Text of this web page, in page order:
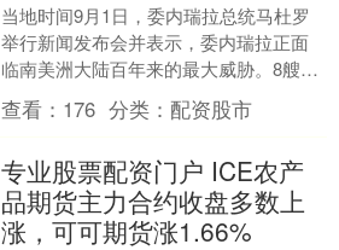
当地时间9月1日，委内瑞拉总统马杜罗
举行新闻发布会并表示，委内瑞拉正面
临南美洲大陆百年来的最大威胁。8艘美
国军舰、1200枚导弹和1艘核潜艇正
在“瞄准”委内瑞拉....
查看： 176 分类：配资股市
专业股票配资门户 ICE农产
品期货主力合约收盘多数上
涨，可可期货涨1.66%